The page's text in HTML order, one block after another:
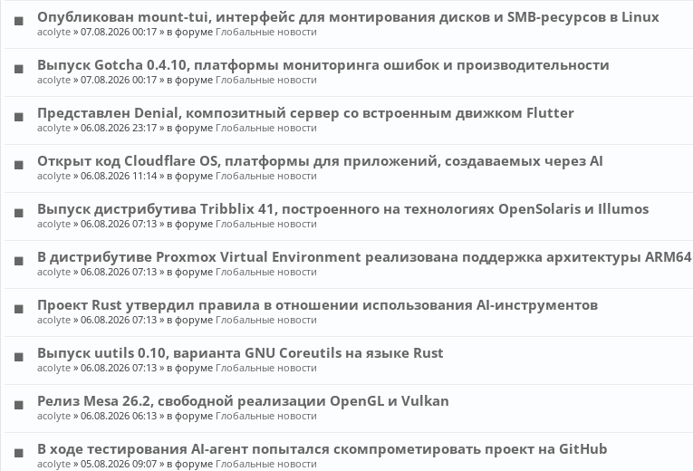
Опубликован mount-tui, интерфейс для монтирования дисков и SMB-ресурсов в Linux
acolyte » 07.08.2026 00:17 » в форуме Глобальные новости
Выпуск Gotcha 0.4.10, платформы мониторинга ошибок и производительности
acolyte » 07.08.2026 00:17 » в форуме Глобальные новости
Представлен Denial, композитный сервер со встроенным движком Flutter
acolyte » 06.08.2026 23:17 » в форуме Глобальные новости
Открыт код Cloudflare OS, платформы для приложений, создаваемых через AI
acolyte » 06.08.2026 11:14 » в форуме Глобальные новости
Выпуск дистрибутива Tribblix 41, построенного на технологиях OpenSolaris и Illumos
acolyte » 06.08.2026 07:13 » в форуме Глобальные новости
В дистрибутиве Proxmox Virtual Environment реализована поддержка архитектуры ARM64
acolyte » 06.08.2026 07:13 » в форуме Глобальные новости
Проект Rust утвердил правила в отношении использования AI-инструментов
acolyte » 06.08.2026 07:13 » в форуме Глобальные новости
Выпуск uutils 0.10, варианта GNU Coreutils на языке Rust
acolyte » 06.08.2026 07:13 » в форуме Глобальные новости
Релиз Mesa 26.2, свободной реализации OpenGL и Vulkan
acolyte » 06.08.2026 06:13 » в форуме Глобальные новости
В ходе тестирования AI-агент попытался скомпрометировать проект на GitHub
acolyte » 05.08.2026 09:07 » в форуме Глобальные новости